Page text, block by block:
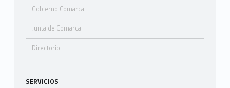
Gobierno Comarcal
Junta de Comarca
Directorio
SERVICIOS